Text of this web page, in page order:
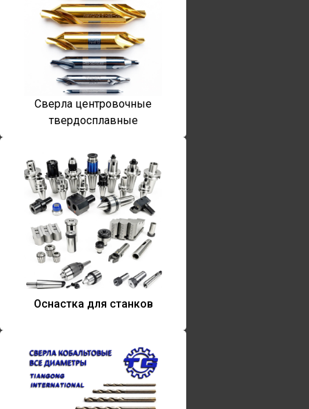
Сверла центровочные
твердосплавные
Оснастка для станков